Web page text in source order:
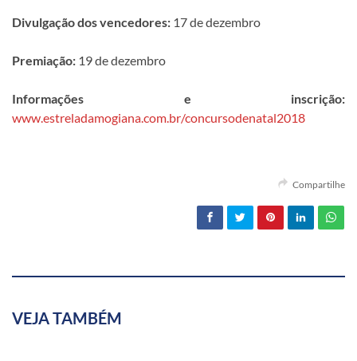
Divulgação dos vencedores: 17 de dezembro
Premiação: 19 de dezembro
Informações e inscrição:
www.estreladamogiana.com.br/concursodenatal2018
Compartilhe
VEJA TAMBÉM